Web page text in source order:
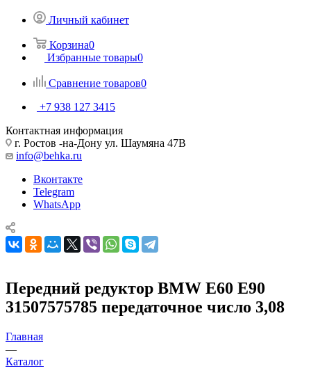
Личный кабинет
Корзина0
Избранные товары0
Сравнение товаров0
+7 938 127 3415
Контактная информация
г. Ростов -на-Дону ул. Шаумяна 47В
info@behka.ru
Вконтакте
Telegram
WhatsApp
Передний редуктор BMW E60 E90
31507575785 передаточное число 3,08
Главная
—
Каталог